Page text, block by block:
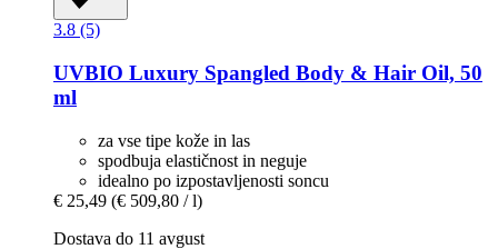
3.8 (5)
UVBIO Luxury Spangled Body & Hair Oil, 50
ml
za vse tipe kože in las
spodbuja elastičnost in neguje
idealno po izpostavljenosti soncu
€ 25,49 (€ 509,80 / l)
Dostava do 11 avgust